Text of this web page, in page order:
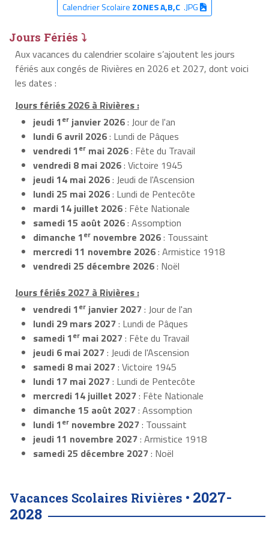
Calendrier Scolaire ZONES A,B,C.JPG
Jours Fériés ⤵
Aux vacances du calendrier scolaire s’ajoutent les jours
fériés aux congés de Rivières en 2026 et 2027, dont voici
les dates :
Jours fériés 2026 à Rivières :
jeudi 1er janvier 2026: Jour de l'an
lundi 6 avril 2026: Lundi de Pâques
vendredi 1er mai 2026: Fête du Travail
vendredi 8 mai 2026: Victoire 1945
jeudi 14 mai 2026: Jeudi de l'Ascension
lundi 25 mai 2026: Lundi de Pentecôte
mardi 14 juillet 2026: Fête Nationale
samedi 15 août 2026: Assomption
dimanche 1er novembre 2026: Toussaint
mercredi 11 novembre 2026: Armistice 1918
vendredi 25 décembre 2026: Noël
Jours fériés 2027 à Rivières :
vendredi 1er janvier 2027: Jour de l'an
lundi 29 mars 2027: Lundi de Pâques
samedi 1er mai 2027: Fête du Travail
jeudi 6 mai 2027: Jeudi de l'Ascension
samedi 8 mai 2027: Victoire 1945
lundi 17 mai 2027: Lundi de Pentecôte
mercredi 14 juillet 2027: Fête Nationale
dimanche 15 août 2027: Assomption
lundi 1er novembre 2027: Toussaint
jeudi 11 novembre 2027: Armistice 1918
samedi 25 décembre 2027: Noël
Vacances Scolaires Rivières • 2027-
2028